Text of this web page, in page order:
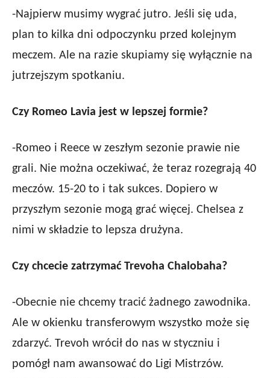
-Najpierw musimy wygrać jutro. Jeśli się uda,
plan to kilka dni odpoczynku przed kolejnym
meczem. Ale na razie skupiamy się wyłącznie na
jutrzejszym spotkaniu.
Czy Romeo Lavia jest w lepszej formie?
-Romeo i Reece w zeszłym sezonie prawie nie
grali. Nie można oczekiwać, że teraz rozegrają 40
meczów. 15-20 to i tak sukces. Dopiero w
przyszłym sezonie mogą grać więcej. Chelsea z
nimi w składzie to lepsza drużyna.
Czy chcecie zatrzymać Trevoha Chalobaha?
-Obecnie nie chcemy tracić żadnego zawodnika.
Ale w okienku transferowym wszystko może się
zdarzyć. Trevoh wrócił do nas w styczniu i
pomógł nam awansować do Ligi Mistrzów.